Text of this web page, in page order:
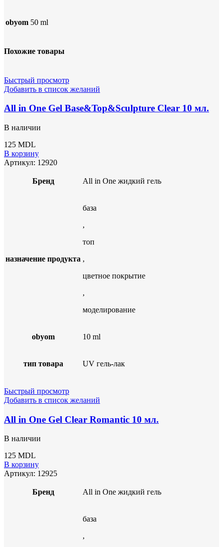
obyom 50 ml
Похожие товары
Быстрый просмотр
Добавить в список желаний
All in One Gel Base&Top&Sculpture Clear 10 мл.
В наличии
125 MDL
В корзину
Артикул: 12920
Бренд All in One жидкий гель
назначение продукта
база
,
топ
,
цветное покрытие
,
моделирование
obyom 10 ml
тип товара UV гель-лак
Быстрый просмотр
Добавить в список желаний
All in One Gel Clear Romantic 10 мл.
В наличии
125 MDL
В корзину
Артикул: 12925
Бренд All in One жидкий гель
база
,